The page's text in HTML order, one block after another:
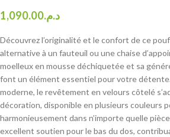
د.م.1,090.00
Découvrez l’originalité et le confort de ce
alternative à un fauteuil ou une chaise
moelleux en mousse déchiquetée et sa
font un élément essentiel pour votre
moderne, le revêtement en velours côtelé
décoration, disponible en plusieurs couleurs
harmonieusement dans n’importe quelle
excellent soutien pour le bas du dos,